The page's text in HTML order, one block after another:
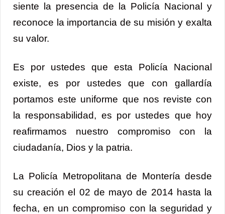
siente la presencia de la Policía Nacional y
reconoce la importancia de su misión y exalta
su valor.
Es por ustedes que esta Policía Nacional
existe, es por ustedes que con gallardía
portamos este uniforme que nos reviste con
la responsabilidad, es por ustedes que hoy
reafirmamos nuestro compromiso con la
ciudadanía, Dios y la patria.
La Policía Metropolitana de Montería desde
su creación el 02 de mayo de 2014 hasta la
fecha, en un compromiso con la seguridad y